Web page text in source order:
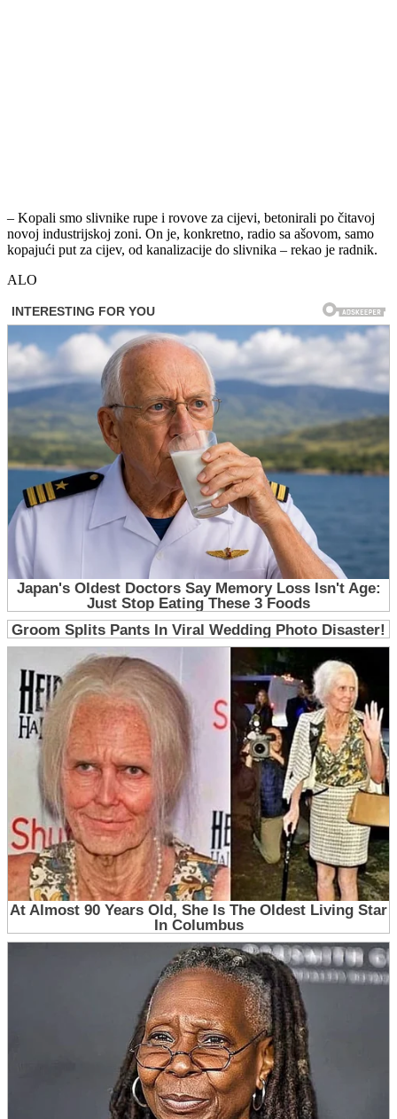
– Kopali smo slivnike rupe i rovove za cijevi, betonirali po čitavoj
novoj industrijskoj zoni. On je, konkretno, radio sa ašovom, samo
kopajući put za cijev, od kanalizacije do slivnika – rekao je radnik.
ALO